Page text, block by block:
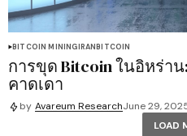
BITCOIN MININGIRANBITCOIN
การขุด Bitcoin ในอิหร่า
คาดเดา
by Avareum ResearchJune 29,
LOAD